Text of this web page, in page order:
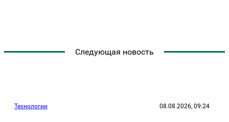
Следующая новость
Технологии 08.08.2026, 09:24